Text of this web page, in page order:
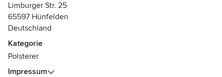
Limburger Str. 25
65597 Hünfelden
Deutschland
Kategorie
Polsterer
Impressum